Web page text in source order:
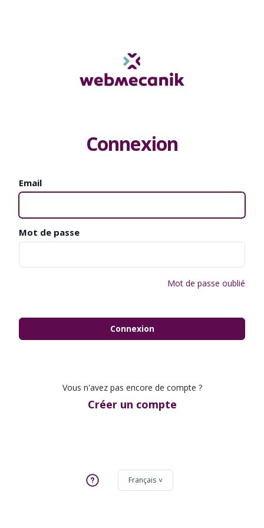
Connexion
Email
Mot de passe
Mot de passe oublié
Connexion
Vous n'avez pas encore de compte ?
Créer un compte
Français